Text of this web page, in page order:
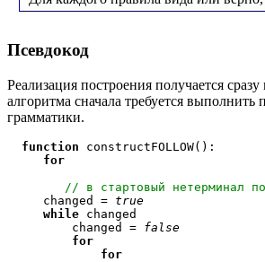
Псевдокод
Реализация построения получается сразу
алгоритма сначала требуется выполнить
грамматики.
function constructFOLLOW():
for
// в стартовый нетерминал
     changed =
true
while changed
         changed =
false
for
for